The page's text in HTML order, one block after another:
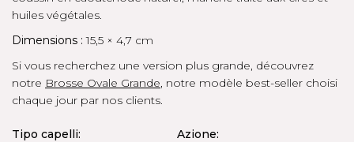
huiles végétales.
Dimensions : 15,5 × 4,7 cm
Si vous recherchez une version plus grande, découvrez
notre Brosse Ovale Grande, notre modèle best-seller choisi
chaque jour par nos clients.
Tipo capelli: Azione: